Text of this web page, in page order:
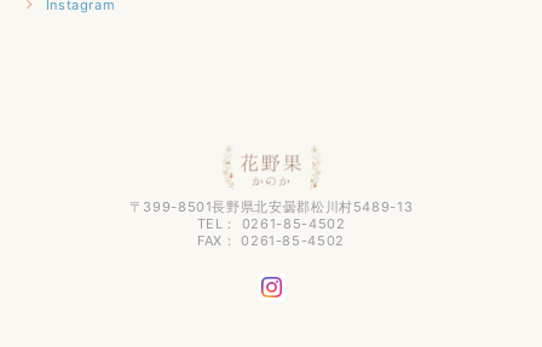
Instagram
〒399-8501長野県北安曇郡松川村5489-13
TEL： 0261-85-4502
FAX： 0261-85-4502